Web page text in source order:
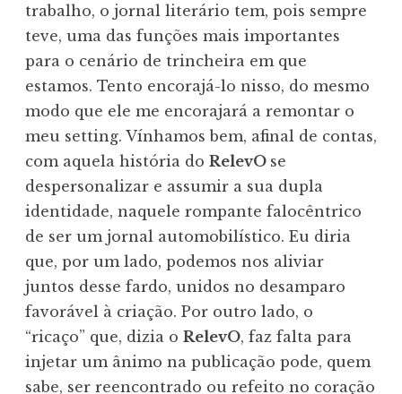
trabalho, o jornal literário tem, pois sempre
teve, uma das funções mais importantes
para o cenário de trincheira em que
estamos. Tento encorajá-lo nisso, do mesmo
modo que ele me encorajará a remontar o
meu setting. Vínhamos bem, afinal de contas,
com aquela história do RelevO se
despersonalizar e assumir a sua dupla
identidade, naquele rompante falocêntrico
de ser um jornal automobilístico. Eu diria
que, por um lado, podemos nos aliviar
juntos desse fardo, unidos no desamparo
favorável à criação. Por outro lado, o
“ricaço” que, dizia o RelevO, faz falta para
injetar um ânimo na publicação pode, quem
sabe, ser reencontrado ou refeito no coração